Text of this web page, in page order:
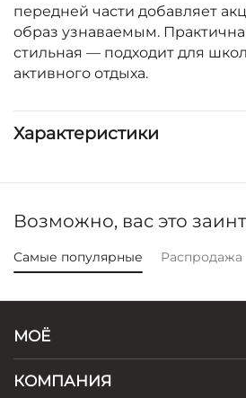
передней части добавляет
образ узнаваемым.
стильная — подходит для
активного отдыха.
Характеристики
Возможно, вас это
Самые популярные Распродажа
МОЁ
КОМПАНИЯ